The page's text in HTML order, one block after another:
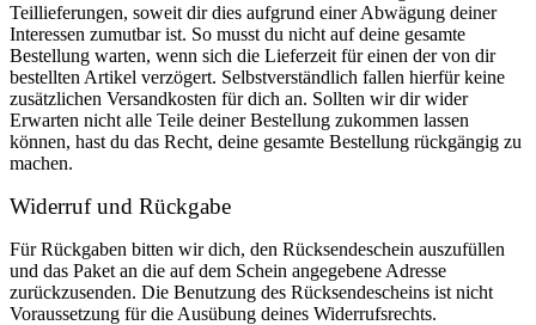
Teillieferungen, soweit dir dies aufgrund einer Abwägung deiner
Interessen zumutbar ist. So musst du nicht auf deine gesamte
Bestellung warten, wenn sich die Lieferzeit für einen der von dir
bestellten Artikel verzögert. Selbstverständlich fallen hierfür keine
zusätzlichen Versandkosten für dich an. Sollten wir dir wider
Erwarten nicht alle Teile deiner Bestellung zukommen lassen
können, hast du das Recht, deine gesamte Bestellung rückgängig zu
machen.
Widerruf und Rückgabe
Für Rückgaben bitten wir dich, den Rücksendeschein auszufüllen
und das Paket an die auf dem Schein angegebene Adresse
zurückzusenden. Die Benutzung des Rücksendescheins ist nicht
Voraussetzung für die Ausübung deines Widerrufsrechts.